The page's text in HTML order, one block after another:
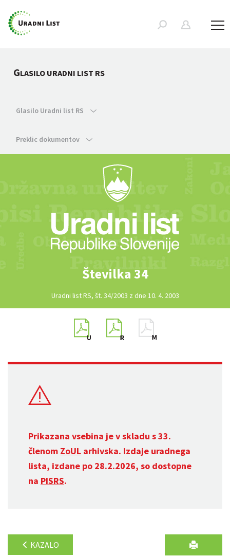
GLASILO URADNI LIST RS
Glasilo Uradni list RS
Preklic dokumentov
Številka 34
Uradni list RS, št. 34/2003 z dne 10. 4. 2003
Prikazana vsebina je v skladu s 33.
členom ZoUL arhivska. Izdaje uradnega
lista, izdane po 28.2.2026, so dostopne
na PISRS.
KAZALO